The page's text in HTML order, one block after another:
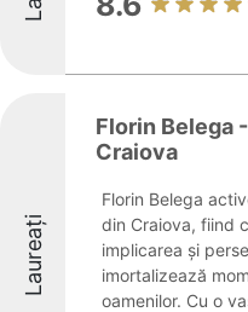
Laureați
Florin Belega
Craiova
Florin Belega
din Craiova, fiind
implicarea și
imortalizează
oamenilor. Cu o